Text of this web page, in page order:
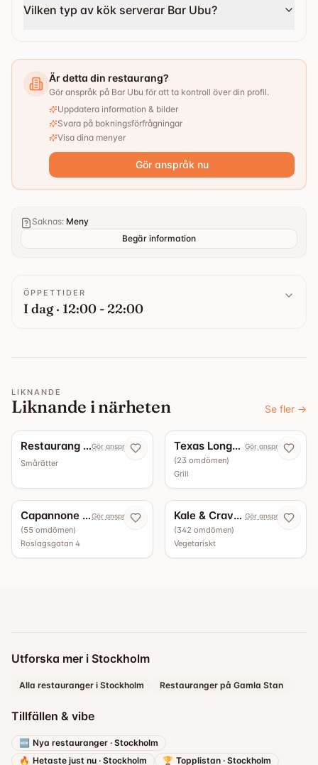
Vilken typ av kök serverar Bar Ubu?
Är detta din restaurang?
Gör anspråk på Bar Ubu för att ta kontroll över din profil.
Uppdatera information & bilder
Svara på bokningsförfrågningar
Visa dina menyer
Gör anspråk nu
Saknas: Meny
Begär information
ÖPPETTIDER
I dag · 12:00 - 22:00
LIKNANDE
Liknande i närheten Se fler →
Restaurang Sjö & LandGör anspråk nu
Smårätter
Texas Longhorn Roslagsgatan Gör anspråk nu
(23 omdömen)
Grill
4.9
Capannone Bottega - VinbarGör anspråk nu
(55 omdömen)
Roslagsgatan 4
4.5
Kale & Crave Roslagsgatan Gör anspråk nu
(342 omdömen)
Vegetariskt
Utforska mer i Stockholm
Alla restauranger i Stockholm Restauranger på Gamla Stan
Tillfällen & vibe
🆕 Nya restauranger · Stockholm
🔥 Hetaste just nu · Stockholm 🏆 Topplistan · Stockholm